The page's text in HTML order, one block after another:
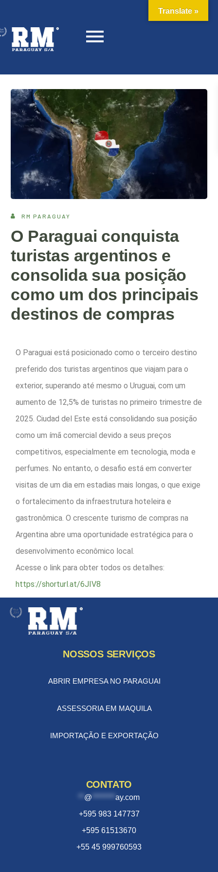
RM PARAGUAY
O Paraguai conquista
turistas argentinos e
consolida sua posição
como um dos principais
destinos de compras
O Paraguai está posicionado como o terceiro destino
preferido dos turistas argentinos que viajam para o
exterior, superando até mesmo o Uruguai, com um
aumento de 12,5% de turistas no primeiro trimestre de
2025. Ciudad del Este está consolidando sua posição
como um ímã comercial devido a seus preços
competitivos, especialmente em tecnologia, moda e
perfumes. No entanto, o desafio está em converter
visitas de um dia em estadias mais longas, o que exige
o fortalecimento da infraestrutura hoteleira e
gastronômica. O crescente turismo de compras na
Argentina abre uma oportunidade estratégica para o
desenvolvimento econômico local.
Acesse o link para obter todos os detalhes:
https://shorturl.at/6JIV8
NOSSOS SERVIÇOS
ABRIR EMPRESA NO PARAGUAI
ASSESSORIA EM MAQUILA
IMPORTAÇÃO E EXPORTAÇÃO
CONTATO
@ ******** ay.com
+595 983 147737
+595 61513670
+55 45 999760593
Translate »